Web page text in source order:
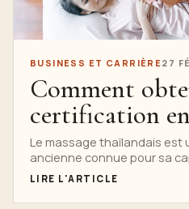
BUSINESS ET CARRIÈRE27
Comment
certification en
thaïlandais et
votre propre
spa
Le massage thaïlandais est
ancienne connue pour sa
stress, à améliorer la
LIRE L'ARTICLE